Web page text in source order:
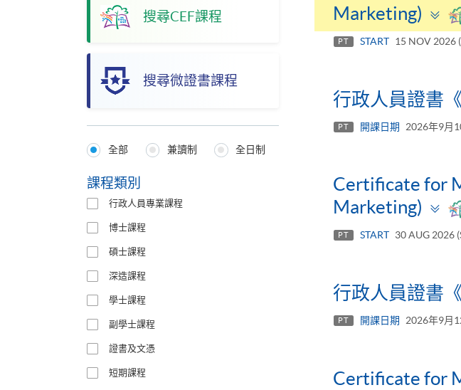
搜尋CEF課程
搜尋微證書課程
Programmes
Type
全部 兼讀制 全日制
課程類別
行政人員專業課程
博士課程
碩士課程
深造課程
學士課程
副學士課程
證書及文憑
短期課程
Marketing)
PT START 15 NOV 2026
行政人員證書
PT 開課日期 2026年9月
Certificate for
Marketing)
PT START 30 AUG 2026
行政人員證書
PT 開課日期 2026年9月
Certificate for